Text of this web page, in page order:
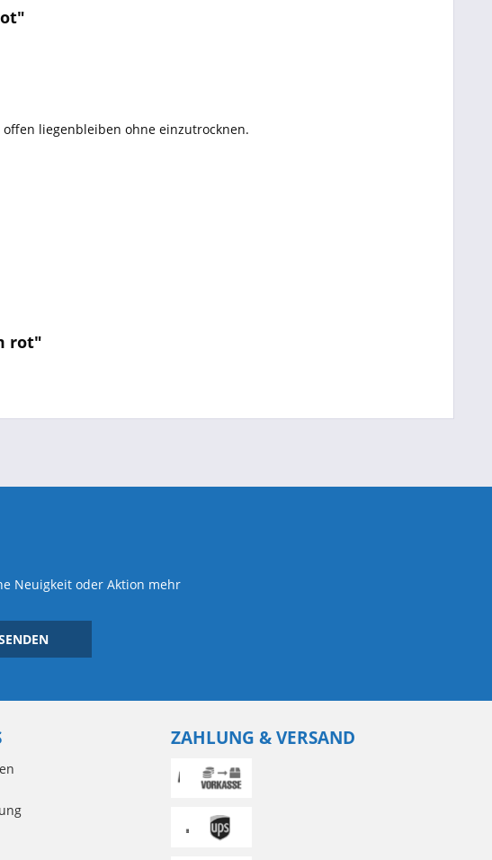
offen liegenbleiben ohne einzutrocknen.
rot"
Neuigkeit oder Aktion mehr
ZAHLUNG & VERSAND